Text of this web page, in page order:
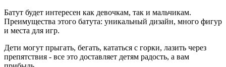
Батут будет интересен как девочкам, так и мальчикам.
Преимущества этого батута: уникальный дизайн, много фигур
и места для игр.
Дети могут прыгать, бегать, кататься с горки, лазить через
препятствия - все это доставляет детям радость, а вам